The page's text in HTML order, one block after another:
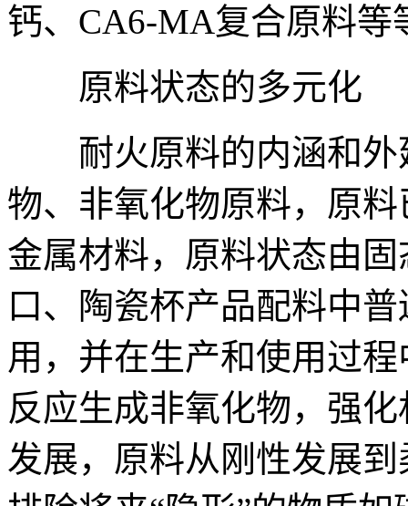
钙、CA6-MA复合原料等
原料状态的多元化
耐火原料的内涵和外
物、非氧化物原料，原
金属材料，原料状态由
口、陶瓷杯产品配料中
用，并在生产和使用过
反应生成非氧化物，强
发展，原料从刚性发展